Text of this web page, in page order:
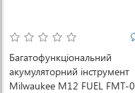
Багатофункціональний
акумуляторний інструмент
Milwaukee M12 FUEL FMT-0